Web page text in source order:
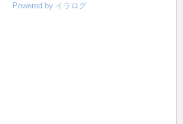
Powered by イラログ